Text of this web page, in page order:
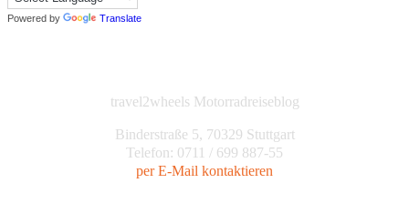
Powered by Translate
travel2wheels Motorradreiseblog
Binderstraße 5, 70329 Stuttgart
Telefon: 0711 / 699 887-55
per E-Mail kontaktieren